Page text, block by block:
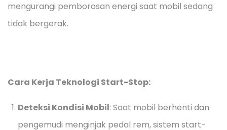
mengurangi pemborosan energi saat mobil sedang
tidak bergerak.
Cara Kerja Teknologi Start-Stop:
Deteksi Kondisi Mobil: Saat mobil berhenti dan
pengemudi menginjak pedal rem, sistem start-